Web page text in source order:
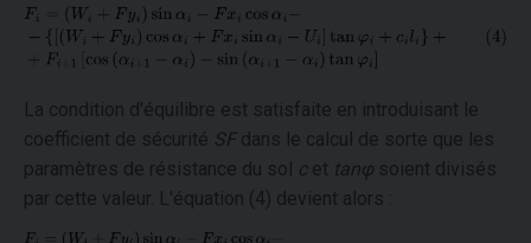
La condition d'équilibre est satisfaite en introduisant le
coefficient de sécurité SF dans le calcul de sorte que les
paramètres de résistance du sol cet tanφ soient divisés
par cette valeur. L'équation (4) devient alors :